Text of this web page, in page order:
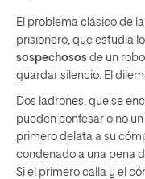
El problema clásico de
prisionero, que estudia
sospechosos de un
guardar silencio. El
Dos ladrones, que se
pueden confesar o no
primero delata a su
condenado a una pena
Si el primero calla y el